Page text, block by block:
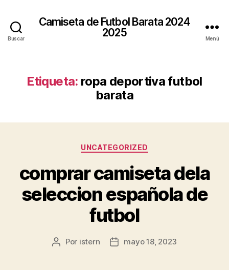
Buscar
Camiseta de Futbol Barata 2024
2025
Menú
Etiqueta: ropa deportiva futbol
barata
Categorías
UNCATEGORIZED
comprar camiseta dela
seleccion española de
futbol
Autor
Por istern
Fechamayo 18, 2023